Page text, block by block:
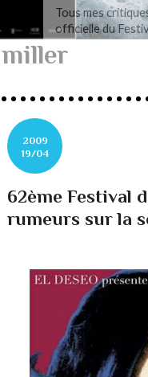
Tous mes
officielle du
miller
2009
19/04
62ème Festival
rumeurs sur la